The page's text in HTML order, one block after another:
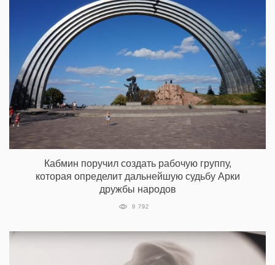
Кабмин поручил создать рабочую группу,
которая определит дальнейшую судьбу Арки
дружбы народов
9 792